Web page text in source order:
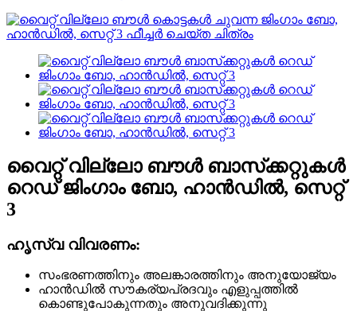
വൈറ്റ് വില്ലോ ബൗൾ ബാസ്‌ക്കറ്റുകൾ
റെഡ് ജിംഗാം ബോ, ഹാൻഡിൽ, സെറ്റ്
3
ഹൃസ്വ വിവരണം:
സംഭരണത്തിനും അലങ്കാരത്തിനും അനുയോജ്യം
ഹാൻഡിൽ സൗകര്യപ്രദവും എളുപ്പത്തിൽ
കൊണ്ടുപോകുന്നതും അനുവദിക്കുന്നു